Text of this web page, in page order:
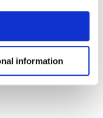
information
la lente
al